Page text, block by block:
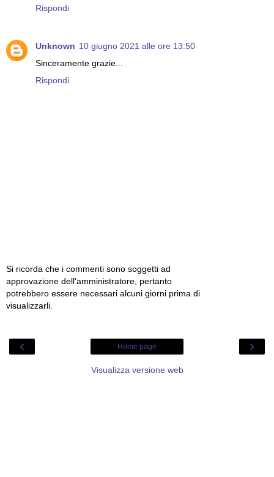
Rispondi
Unknown 10 giugno 2021 alle ore 13:50
Sinceramente grazie...
Rispondi
Si ricorda che i commenti sono soggetti ad
approvazione dell'amministratore, pertanto
potrebbero essere necessari alcuni giorni prima di
visualizzarli.
‹ ›
Home page
Visualizza versione web